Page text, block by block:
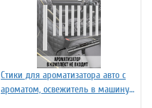
Стики для ароматизатора авто с
ароматом, освежитель в машину